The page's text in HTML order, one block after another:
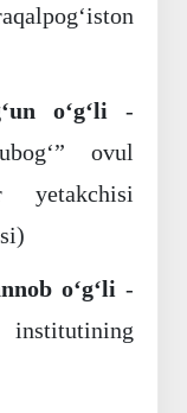
o‘g‘li -
ovul
yetakchisi
o‘g‘li -